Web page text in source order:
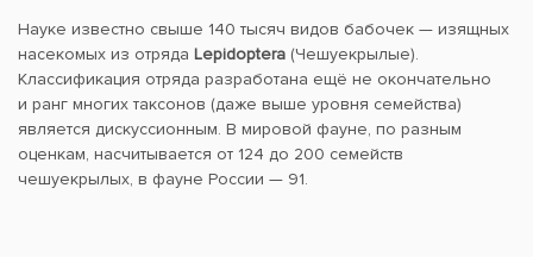
Науке известно свыше 140 тысяч видов бабочек — изящных
насекомых из отряда Lepidoptera (Чешуекрылые).
Классификация отряда разработана ещё не окончательно
и ранг многих таксонов (даже выше уровня семейства)
является дискуссионным. В мировой фауне, по разным
оценкам, насчитывается от 124 до 200 семейств
чешуекрылых, в фауне России — 91.